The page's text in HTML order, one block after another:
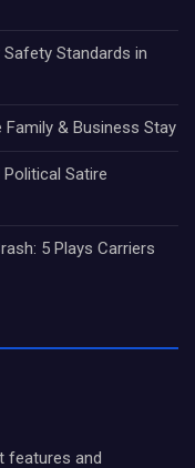
Standards in
& Business Stay
Satire
5 Plays Carriers
features and